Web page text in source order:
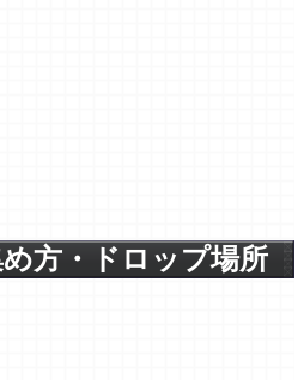
方・ドロップ場所